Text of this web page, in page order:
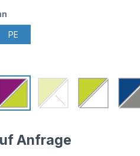
PE
Anfrage